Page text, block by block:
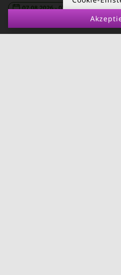
07.08.2026 - 07.09.2026
-
Immobilie vermieten
Leerstandsabgabe